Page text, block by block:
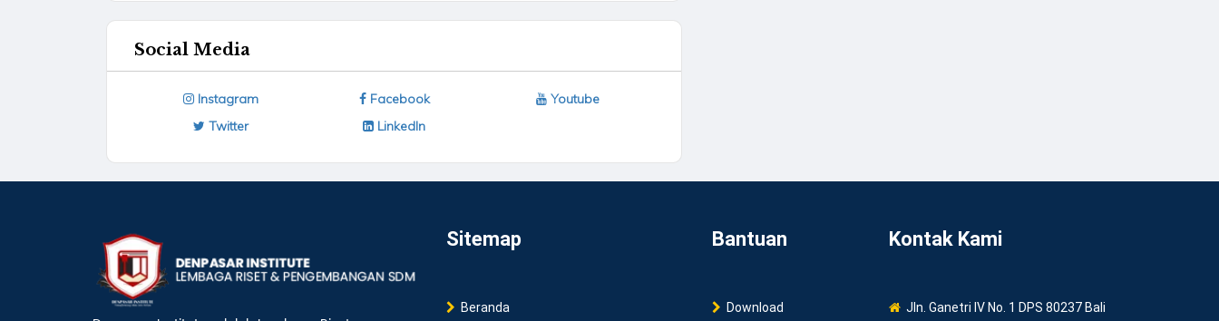
Social Media
Instagram Facebook
Youtube
Twitter
LinkedIn
Sitemap
Beranda
Bantuan
Download
Kontak Kami
Jln. Ganetri IV No. 1 DPS 80237 Bali